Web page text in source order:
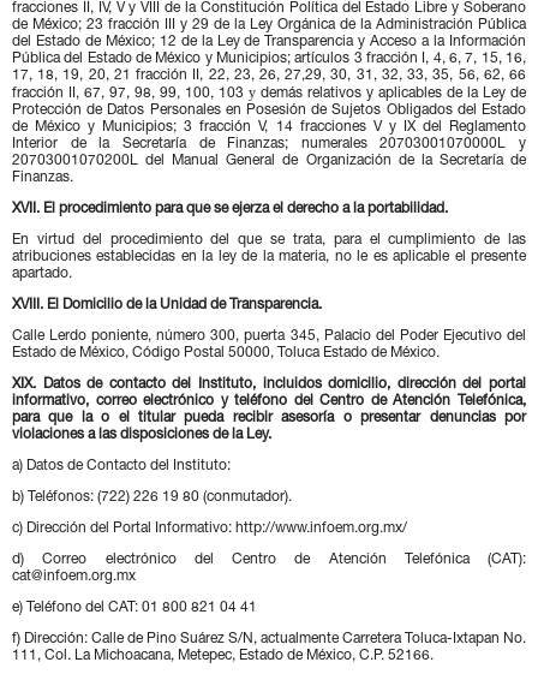
fracciones II, IV, V y VIII de la Constitución Política del Estado Libre y Soberano
de México; 23 fracción III y 29 de la Ley Orgánica de la Administración Pública
del Estado de México; 12 de la Ley de Transparencia y Acceso a la Información
Pública del Estado de México y Municipios; artículos 3 fracción I, 4, 6, 7, 15, 16,
17, 18, 19, 20, 21 fracción II, 22, 23, 26, 27,29, 30, 31, 32, 33, 35, 56, 62, 66
fracción II, 67, 97, 98, 99, 100, 103 у demás relativos y aplicables de la Ley de
Protección de Datos Personales en Posesión de Sujetos Obligados del Estado
de México y Municipios; 3 fracción V, 14 fracciones V y IX del Reglamento
Interior de la Secretaría de Finanzas; numerales 20703001070000L y
20703001070200L del Manual General de Organización de la Secretaría de
Finanzas.
XVII. El procedimiento para que se ejerza el derecho a la portabilidad.
En virtud del procedimiento del que se trata, para el cumplimiento de las
atribuciones establecidas en la ley de la materia, no le es aplicable el presente
apartado.
XVIII. El Domicilio de la Unidad de Transparencia.
Calle Lerdo poniente, número 300, puerta 345, Palacio del Poder Ejecutivo del
Estado de México, Código Postal 50000, Toluca Estado de México.
XIX. Datos de contacto del Instituto, incluidos domicilio, dirección del portal
informativo, correo electrónico y teléfono del Centro de Atención Telefónica,
para que la o el titular pueda recibir asesoría o presentar denuncias por
violaciones a las disposiciones de la Ley.
a) Datos de Contacto del Instituto:
b) Teléfonos: (722) 226 19 80 (conmutador).
c) Dirección del Portal Informativo: http://www.infoem.org.mx/
d) Correo electrónico del Centro de Atención Telefónica (CAT):
cat@infoem.org.mx
e) Teléfono del CAT: 01 800 821 04 41
f) Dirección: Calle de Pino Suárez S/N, actualmente Carretera Toluca-Ixtapan No.
111, Col. La Michoacana, Metepec, Estado de México, C.P. 52166.